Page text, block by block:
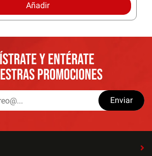
Añadir
Y ENTÉRATE
PROMOCIONES
Enviar